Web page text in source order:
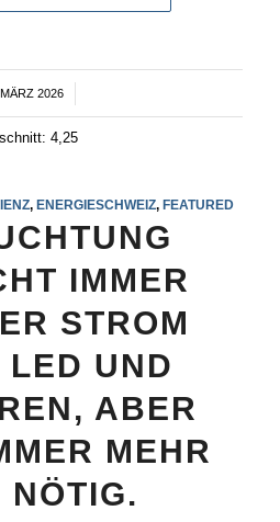
2026
/
4,25
, ENERGIESCHWEIZ, FEATURED
IMMER
STROM
LED UND
ABER
MEHR
NÖTIG.